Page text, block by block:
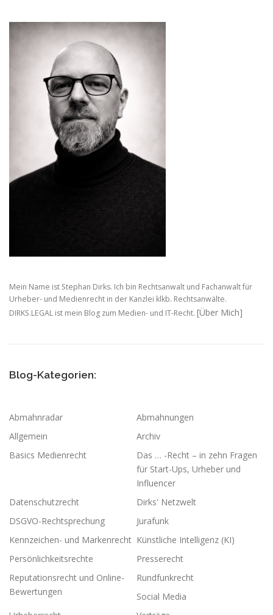
Mein Name ist Stephan Dirks. Ich bin Rechtsanwalt und Fachanwalt für
Urheber- und Medienrecht in der Kanzlei klkb. Rechtsanwälte.
DIRKS.LEGAL ist mein Blog zum Medien- und IT-Recht. [Über Mich]
Blog-Kategorien:
Abmahnradar
Abmahnungen
Allgemein
Archiv
Basics Medienrecht
Das … -Recht – in zehn Fragen
für Start-Ups, Urheber und
Influencer
Datenschutzrecht
Dirks' Netzwelt
DSGVO-Rechtsprechung
Jurafunk
Kennzeichen- und Markenrecht Künstliche Intelligenz (KI)
Persönlichkeitsrechte
Presserecht
Reputationsrecht und Online-
Bewertungen
Rundfunkrecht
Social Media